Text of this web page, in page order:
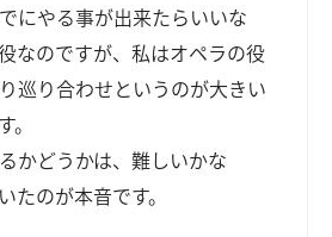
にやる事が出来たらいいな
なのですが、私はオペラの役
巡り合わせというのが大きい
かどうかは、難しいかな
たのが本音です。